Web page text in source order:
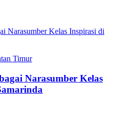
Timur
Narasumber Kelas